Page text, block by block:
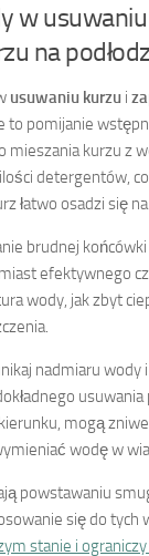
w
na
usuwaniu kurzu i
to pomijanie
mieszania kurzu z
detergentów,
łatwo osadzi się
brudnej
efektywnego
wody, jak zbyt
nadmiaru wody
mogą
wodę w
powstawaniu
się do tych
stanie i